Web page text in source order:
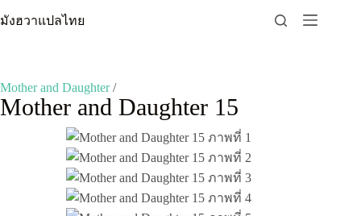
to
มังฮวาแปลไทย
Mother and Daughter/
Mother and Daughter 15